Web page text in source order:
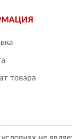
товара